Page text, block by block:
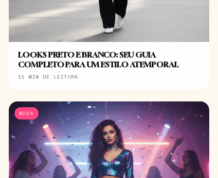
LOOKS PRETO E BRANCO: SEU GUIA
COMPLETO PARA UM ESTILO ATEMPORAL
11 MIN DE LEITURA
MODA